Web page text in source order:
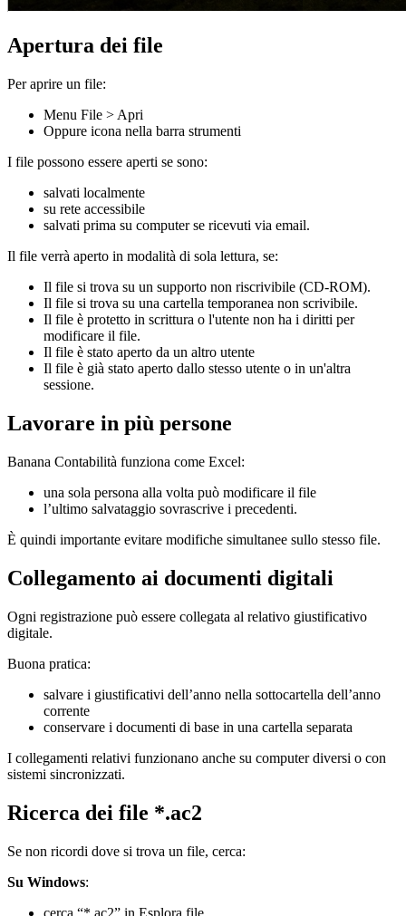
Apertura dei file
Per aprire un file:
Menu File > Apri
Oppure icona nella barra strumenti
I file possono essere aperti se sono:
salvati localmente
su rete accessibile
salvati prima su computer se ricevuti via email.
Il file verrà aperto in modalità di sola lettura, se:
Il file si trova su un supporto non riscrivibile (CD-ROM).
Il file si trova su una cartella temporanea non scrivibile.
Il file è protetto in scrittura o l'utente non ha i diritti per
modificare il file.
Il file è stato aperto da un altro utente
Il file è già stato aperto dallo stesso utente o in un'altra
sessione.
Lavorare in più persone
Banana Contabilità funziona come Excel:
una sola persona alla volta può modificare il file
l’ultimo salvataggio sovrascrive i precedenti.
È quindi importante evitare modifiche simultanee sullo stesso file.
Collegamento ai documenti digitali
Ogni registrazione può essere collegata al relativo giustificativo
digitale.
Buona pratica:
salvare i giustificativi dell’anno nella sottocartella dell’anno
corrente
conservare i documenti di base in una cartella separata
I collegamenti relativi funzionano anche su computer diversi o con
sistemi sincronizzati.
Ricerca dei file *.ac2
Se non ricordi dove si trova un file, cerca:
Su Windows:
cerca “*.ac2” in Esplora file